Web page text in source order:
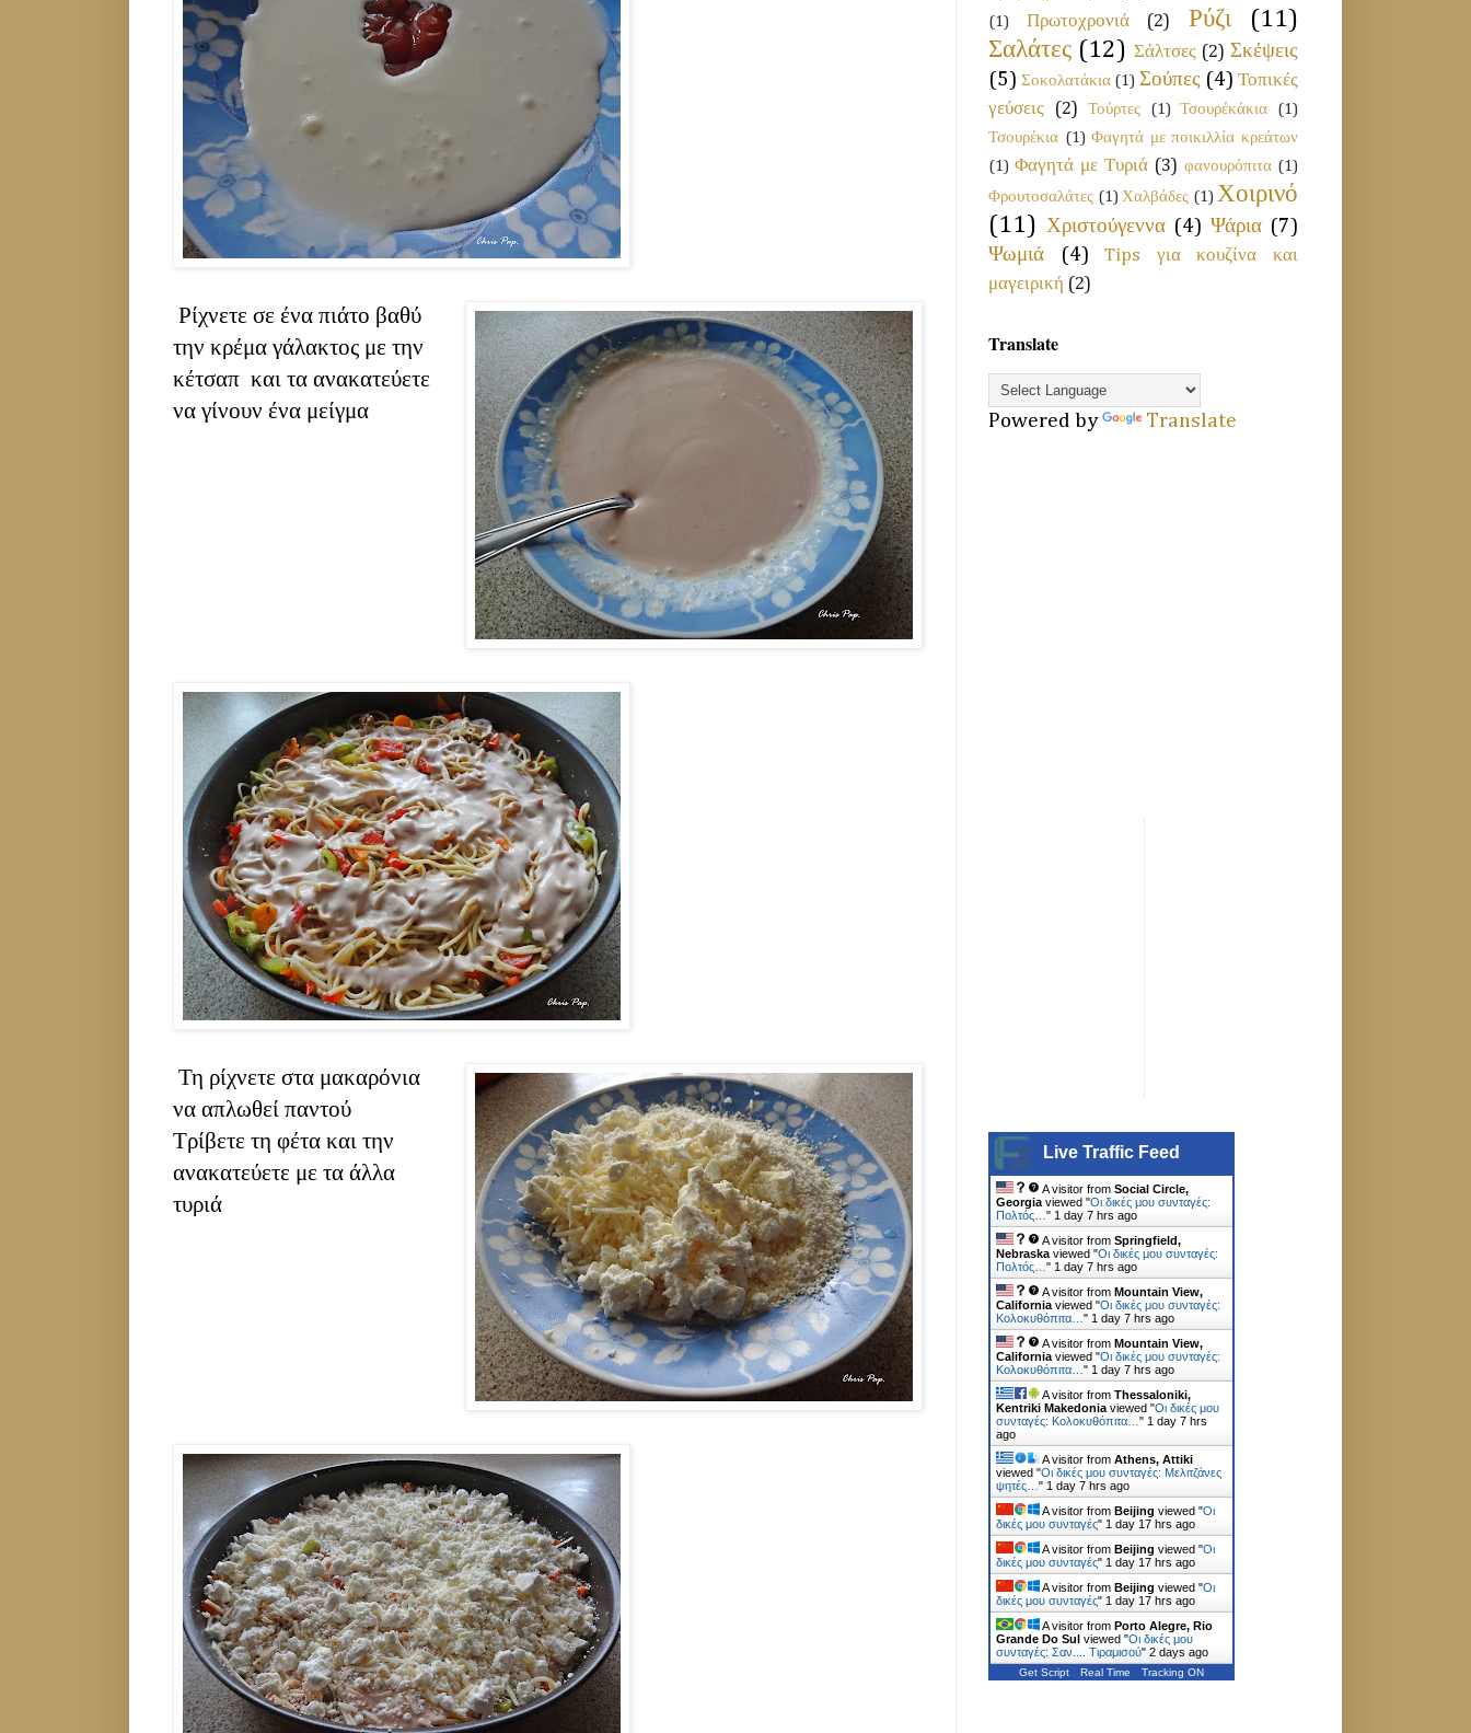
Ρίχνετε σε ένα πιάτο βαθύ
την κρέμα γάλακτος με την
κέτσαπ και τα ανακατεύετε
να γίνουν ένα μείγμα
Τη ρίχνετε στα μακαρόνια
να απλωθεί παντού
Τρίβετε τη φέτα και την
ανακατεύετε με τα άλλα
τυριά
(1)
Πρωτοχρονιά (2) Ρύζι
(11)
Σαλάτες (12) Σάλτσες (2) Σκέψεις
(5) Σοκολατάκια (1) Σούπες (4) Τοπικές
γεύσεις
(2) Τούρτες (1) Τσουρέκάκια
(1)
Τσουρέκια (1) Φαγητά με ποικιλλία κρεάτων
(1) Φαγητά με Τυριά (3) φανουρόπιτα (1)
Φρουτοσαλάτες (1) Χαλβάδες (1) Χοιρινό
(11) Χριστούγεννα (4) Ψάρια (7)
Ψωμιά
(4)
Tips για κουζίνα και
μαγειρική (2)
Translate
Powered by Translate
Live Traffic Feed
A visitor from Social Circle,
Georgia viewed "Οι δικές μου συνταγές:
Πολτός… " 1 day 7 hrs ago
A visitor from Springfield,
Nebraska viewed "Οι δικές μου συνταγές:
Πολτός… " 1 day 7 hrs ago
A visitor from Mountain View,
California viewed "Οι δικές μου συνταγές:
Κολοκυθόπιτα… " 1 day 7 hrs ago
A visitor from Mountain View,
California viewed "Οι δικές μου συνταγές:
Κολοκυθόπιτα… " 1 day 7 hrs ago
A visitor from Thessaloniki,
Kentriki Makedonia viewed "Οι δικές μου
συνταγές: Κολοκυθόπιτα… " 1 day 7 hrs
ago
A visitor from Athens, Attiki
viewed "Οι δικές μου συνταγές: Μελιτζάνες
ψητές… " 1 day 7 hrs ago
A visitor from Beijing viewed "Οι
δικές μου συνταγές" 1 day 17 hrs ago
A visitor from Beijing viewed "Οι
δικές μου συνταγές" 1 day 17 hrs ago
A visitor from Beijing viewed "Οι
δικές μου συνταγές" 1 day 17 hrs ago
A visitor from Porto Alegre, Rio
Grande Do Sul viewed "Οι δικές μου
συνταγές: Σαν.... Τιραμισού" 2 days ago
Get Script Real Time Tracking ON